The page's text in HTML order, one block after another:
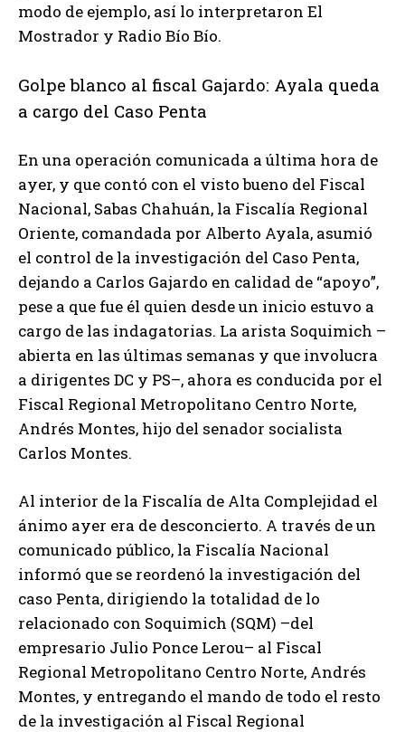
modo de ejemplo, así lo interpretaron El
Mostrador y Radio Bío Bío.
Golpe blanco al fiscal Gajardo: Ayala queda
a cargo del Caso Penta
En una operación comunicada a última hora de
ayer, y que contó con el visto bueno del Fiscal
Nacional, Sabas Chahuán, la Fiscalía Regional
Oriente, comandada por Alberto Ayala, asumió
el control de la investigación del Caso Penta,
dejando a Carlos Gajardo en calidad de “apoyo”,
pese a que fue él quien desde un inicio estuvo a
cargo de las indagatorias. La arista Soquimich –
abierta en las últimas semanas y que involucra
a dirigentes DC y PS–, ahora es conducida por el
Fiscal Regional Metropolitano Centro Norte,
Andrés Montes, hijo del senador socialista
Carlos Montes.
Al interior de la Fiscalía de Alta Complejidad el
ánimo ayer era de desconcierto. A través de un
comunicado público, la Fiscalía Nacional
informó que se reordenó la investigación del
caso Penta, dirigiendo la totalidad de lo
relacionado con Soquimich (SQM) –del
empresario Julio Ponce Lerou– al Fiscal
Regional Metropolitano Centro Norte, Andrés
Montes, y entregando el mando de todo el resto
de la investigación al Fiscal Regional